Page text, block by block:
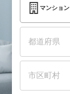
マンション